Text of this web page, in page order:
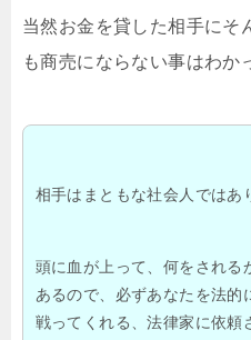
当然お金を貸した相手にそ
も商売にならない事はわか
相手はまともな社会人ではあ
頭に血が上って、何をされる
あるので、必ずあなたを法的
戦ってくれる、法律家に依頼